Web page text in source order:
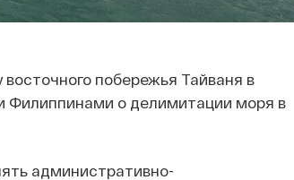
побережья Тайваня в
Филиппинами о делимитации моря в
административно-